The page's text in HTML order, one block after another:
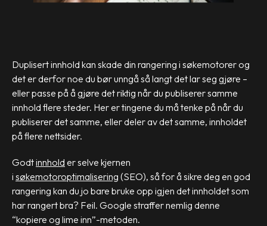
Duplisert innhold kan skade din rangering i søkemotorer og
det er derfor noe du bør unngå så langt det lar seg gjøre –
eller passe på å gjøre det riktig når du publiserer samme
innhold flere steder. Her er tingene du må tenke på når du
publiserer det samme, eller deler av det samme, innholdet
på flere nettsider.
Godtinnhold er selve kjernen
i søkemotoroptimalisering (SEO), så for å sikre deg en god
rangering kan du jo bare bruke opp igjen det innholdet som
har rangert bra? Feil. Google straffer nemlig denne
“kopiere og lime inn”-metoden.